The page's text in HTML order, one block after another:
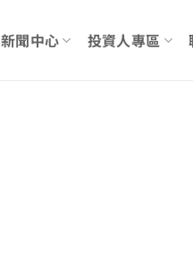
新聞中心 投資人專區